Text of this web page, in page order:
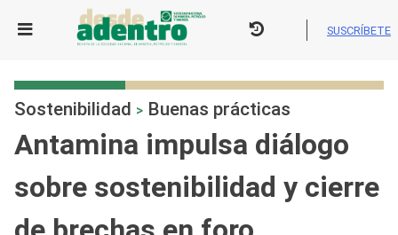
SUSCRÍBETE
Sostenibilidad > Buenas prácticas
Antamina impulsa diálogo
sobre sostenibilidad y cierre